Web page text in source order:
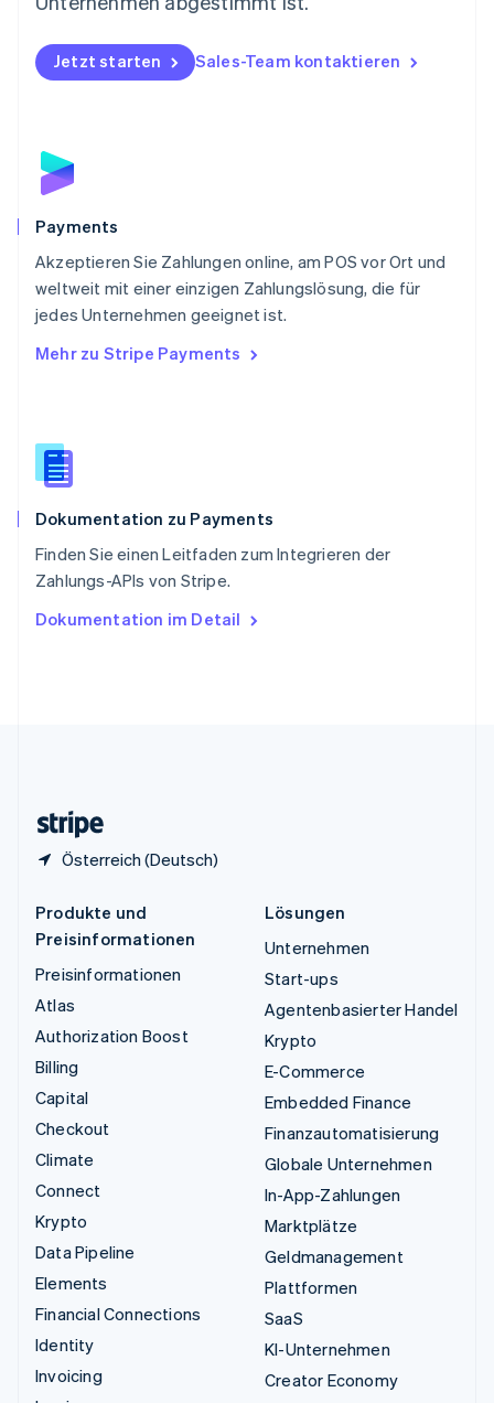
Jetzt starten Sales-Team kontaktieren
Payments
Akzeptieren Sie Zahlungen online, am POS vor Ort und
weltweit mit einer einzigen Zahlungslösung, die für
jedes Unternehmen geeignet ist.
Mehr zu Stripe Payments
Dokumentation zu Payments
Finden Sie einen Leitfaden zum Integrieren der
Zahlungs-APIs von Stripe.
Dokumentation im Detail
Österreich (Deutsch)
Polen
English
Portugal
Schweden
Schweiz
Singapur
English简体中文
Slowakei
Slowenien
English
Spanien
Thailand
Tschechische Republik
English
English
Produkte und
Preisinformationen
Preisinformationen
Atlas
Authorization Boost
Billing
Capital
Checkout
Climate
Connect
Krypto
Data Pipeline
Elements
Financial Connections
Identity
Invoicing
Lösungen
Unternehmen
Start-ups
Agentenbasierter Handel
Krypto
E-Commerce
Embedded Finance
Finanzautomatisierung
Globale Unternehmen
In-App-Zahlungen
Marktplätze
Geldmanagement
Plattformen
SaaS
KI-Unternehmen
Creator Economy